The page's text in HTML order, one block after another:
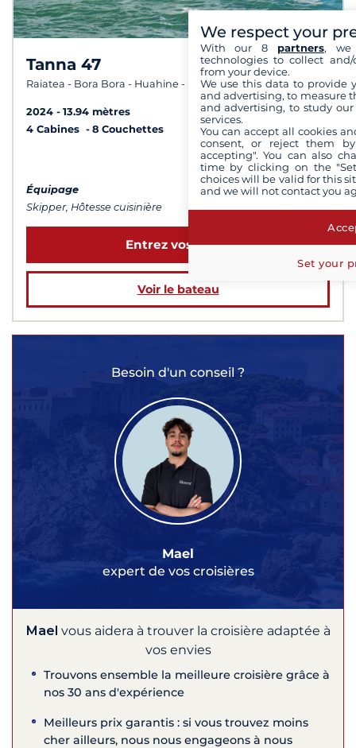
Tanna 47
Raiatea - Bora Bora - Huahine - Papeete
7,6 /10
2024
13.94 mètres
4 Cabines
8 Couchettes
à partir de 9 400 €
Équipage
Skipper, Hôtesse cuisinière
Entrez vos dates
Voir le bateau
Besoin d'un conseil ?
Mael
expert de vos croisières
Mael vous aidera à trouver la croisière adaptée à
vos envies
Trouvons ensemble la meilleure croisière grâce à
nos 30 ans d'expérience
Meilleurs prix garantis : si vous trouvez moins
cher ailleurs, nous nous engageons à nous
We respect your
With our 8 partners, we
technologies to collect
from your device.
We use this data to provide
and advertising, to measure
and advertising, to study
services.
You can accept all cookies
consent, or reject them
accepting". You can also
time by clicking on the
choices will be valid for this
and we will not contact you
Set your